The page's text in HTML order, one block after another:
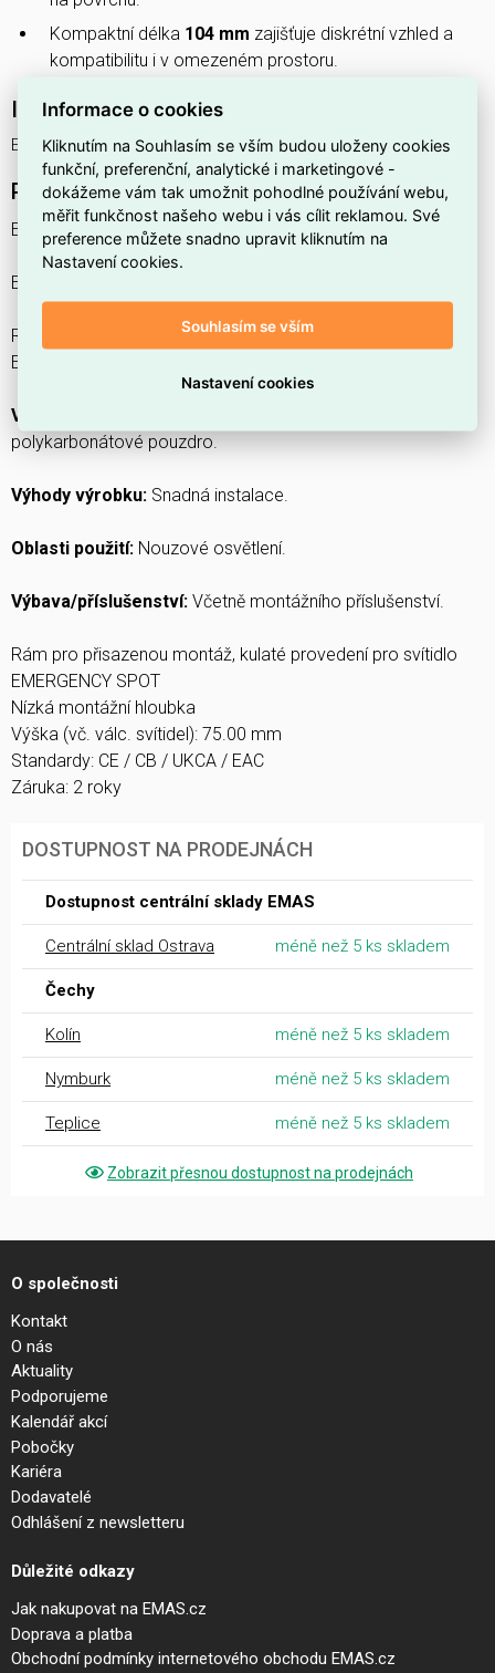
Kompaktní délka 104 mm zajišťuje diskrétní vzhled a
kompatibilitu i v omezeném prostoru.
Interní název produktu
EM SPOT SURFACE FRAME LEDV
Podrobný popis produktu
EM SPOT SURFACE FRAME
EMERGENCY SPOT ACCESSORIES SURFACE FRAME
Rám pro přisazenou montáž, kulaté provedení pro svítidlo
EMERGENCY SPOT.
Vlastnosti výrobku:
polykarbonátové pouzdro.
Výhody výrobku: Snadná instalace.
Oblasti použití: Nouzové osvětlení.
Výbava/příslušenství: Včetně montážního příslušenství.
Rám pro přisazenou montáž, kulaté provedení pro svítidlo
EMERGENCY SPOT
Nízká montážní hloubka
Výška (vč. válc. svítidel): 75.00 mm
Standardy: CE / CB / UKCA / EAC
Záruka: 2 roky
DOSTUPNOST NA PRODEJNÁCH
Dostupnost centrální sklady EMAS
Centrální sklad Ostrava méně než 5 ks skladem
Čechy
Kolín méně než 5 ks skladem
Nymburk méně než 5 ks skladem
Teplice méně než 5 ks skladem
Zobrazit přesnou dostupnost na prodejnách
O společnosti
Kontakt
O nás
Aktuality
Podporujeme
Kalendář akcí
Pobočky
Kariéra
Dodavatelé
Odhlášení z newsletteru
Důležité odkazy
Jak nakupovat na EMAS.cz
Doprava a platba
Obchodní podmínky internetového obchodu EMAS.cz
Informace o cookies
Kliknutím na Souhlasím se vším budou uloženy cookies
funkční, preferenční, analytické i marketingové -
dokážeme vám tak umožnit pohodlné používání webu,
měřit funkčnost našeho webu i vás cílit reklamou. Své
preference můžete snadno upravit kliknutím na
Nastavení cookies.
Souhlasím se vším
Nastavení cookies